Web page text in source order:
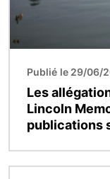
Publié le 29/06/
Les
Lincoln
publications